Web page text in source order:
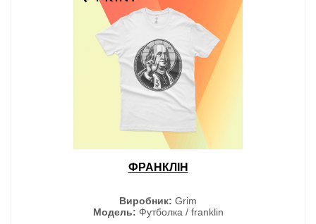
ФРАНКЛІН
Виробник: Grim
Модель: Футболка / franklin